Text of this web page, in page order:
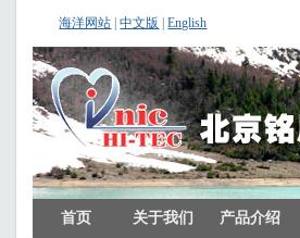
海洋网站 |中文版 |English
首页 关于我们 产品介绍